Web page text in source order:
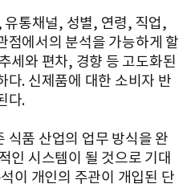
통채널, 성별, 연령, 직업,
점에서의 분석을 가능하게 할
세와 편차, 경향 등 고도화된
다. 신제품에 대한 소비자 반
다.
식품 산업의 업무 방식을 완
인 시스템이 될 것으로 기대
이 개인의 주관이 개입된 단